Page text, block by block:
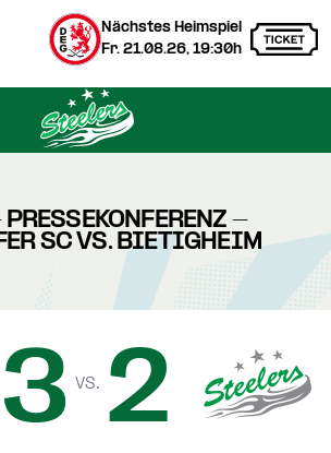
Nächstes Heimspiel
Fr. 21.08.26, 19:30h
-
SC VS. BIETIGHEIM
3 vs. 2